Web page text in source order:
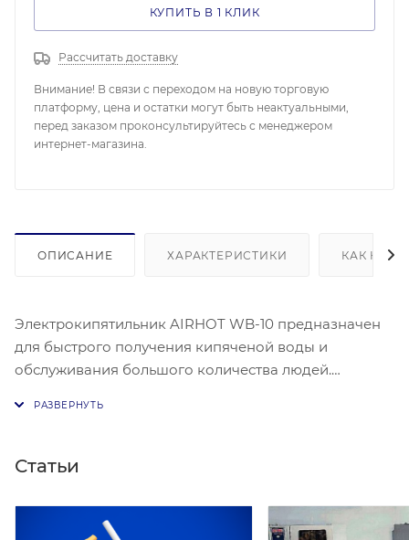
КУПИТЬ В 1 КЛИК
Рассчитать доставку
Внимание! В связи с переходом на новую торговую
платформу, цена и остатки могут быть неактуальными,
перед заказом проконсультируйтесь с менеджером
интернет-магазина.
ОПИСАНИЕ ХАРАКТЕРИСТИКИ КАК
Электрокипятильник AIRHOT WB-10 предназначен
для быстрого получения кипяченой воды и
обслуживания большого количества людей.
офисах, в медицинских заведениях.
Автоматический контроль уровня воды и
температуры воды, наличие аварийного термостата
Статьи